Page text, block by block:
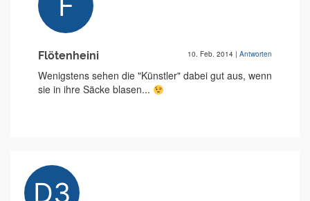
Flötenheini 10. Feb. 2014 | Antworten
Wenigstens sehen die "Künstler" dabei gut aus, wenn
sie in ihre Säcke blasen...